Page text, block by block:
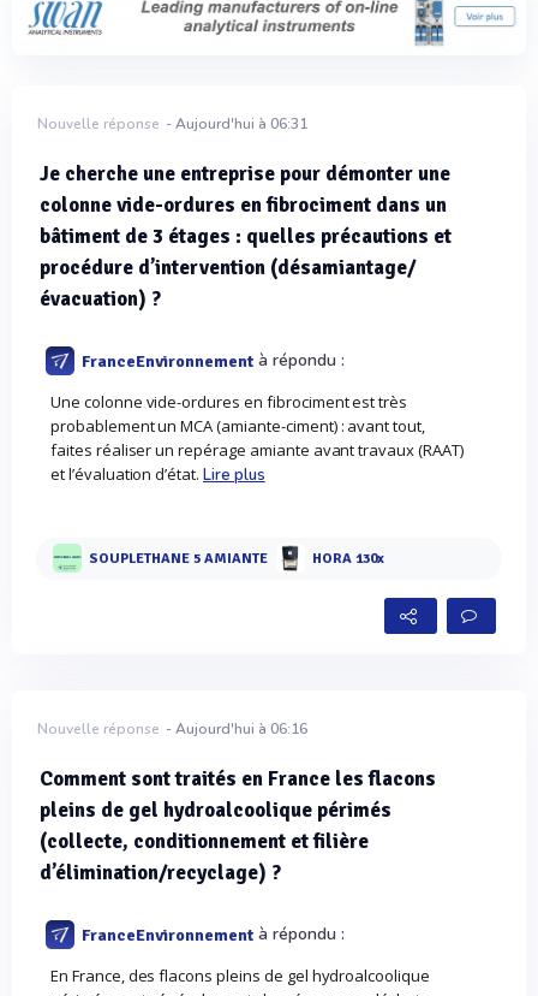
Nouvelle réponse - Aujourd'hui à 06:31
Je cherche une entreprise pour démonter une
colonne vide-ordures en fibrociment dans un
bâtiment de 3 étages : quelles précautions et
procédure d’intervention (désamiantage/
évacuation) ?
FranceEnvironnement à répondu :
Une colonne vide-ordures en fibrociment est très
probablement un MCA (amiante-ciment) : avant tout,
faites réaliser un repérage amiante avant travaux (RAAT)
et l’évaluation d’état.Lire plus
SOUPLETHANE 5 AMIANTE HORA 130x
Nouvelle réponse - Aujourd'hui à 06:16
Comment sont traités en France les flacons
pleins de gel hydroalcoolique périmés
(collecte, conditionnement et filière
d’élimination/recyclage) ?
FranceEnvironnement à répondu :
En France, des flacons pleins de gel hydroalcoolique